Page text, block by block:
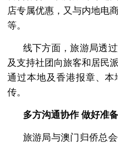
店专属优惠，又与内地电
等。
线下方面，旅游局透
及支持社团向旅客和居民
通过本地及香港报章、
传。
多方沟通协作 做好准备
旅游局与澳门归侨总